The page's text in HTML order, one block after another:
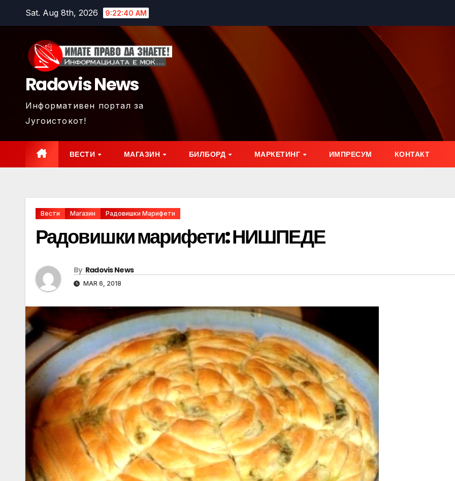
Sat. Aug 8th, 2026 9:22:42 AM
Radovis News
Информативен портал за
Југоистокот!
ВЕСТИ МАГАЗИН БИЛБОРД МАРКЕТИНГ ИМПРЕСУМ КОНТАКТ
Вести Магазин Радовишки Марифети
Радовишки марифети: НИШПЕДЕ
By Radovis News
MAR 6, 2018